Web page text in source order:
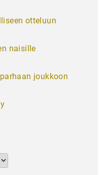
otteluun
naisille
joukkoon